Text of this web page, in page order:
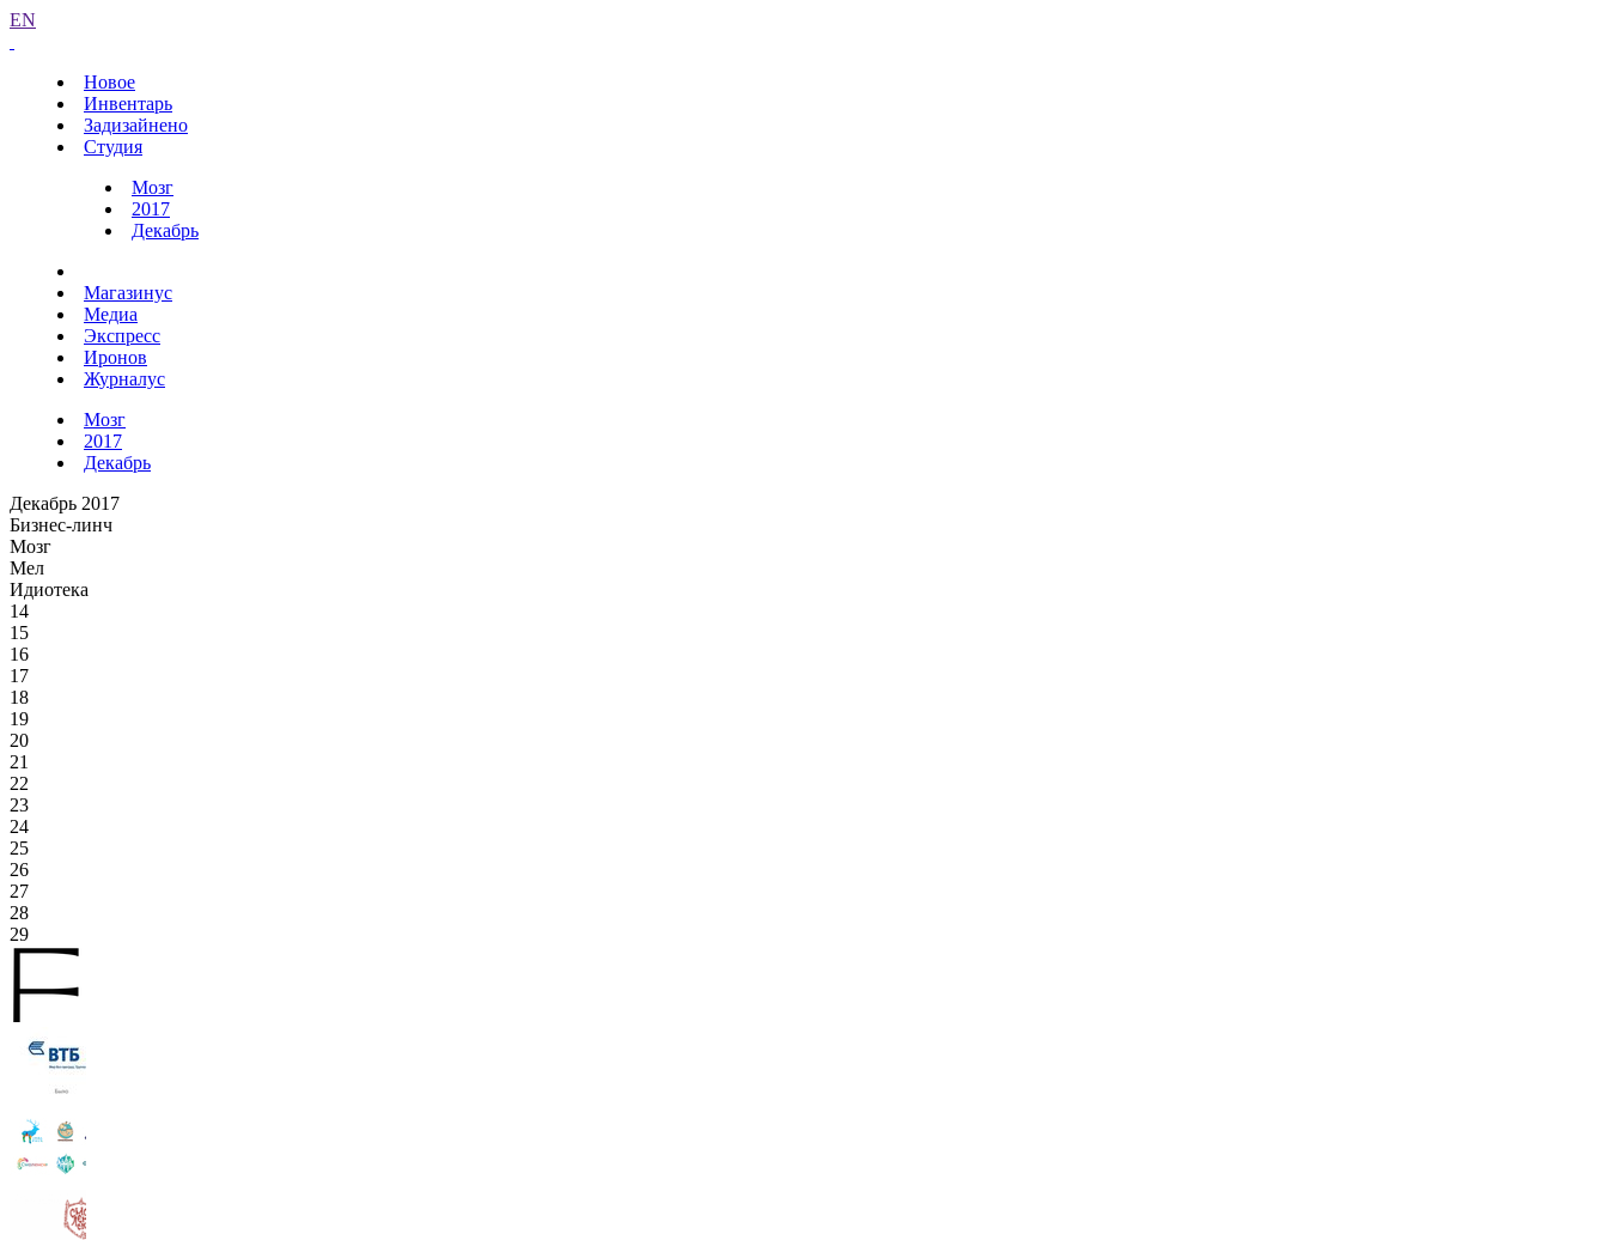
EN
Новое
Инвентарь
Задизайнено
Студия
Мозг
2017
Декабрь
Магазинус
Медиа
Экспресс
Иронов
Журналус
Мозг
2017
Декабрь
Декабрь 2017
Бизнес-линч
Мозг
Мел
Идиотека
14
15
16
17
18
19
20
21
22
23
24
25
26
27
28
29